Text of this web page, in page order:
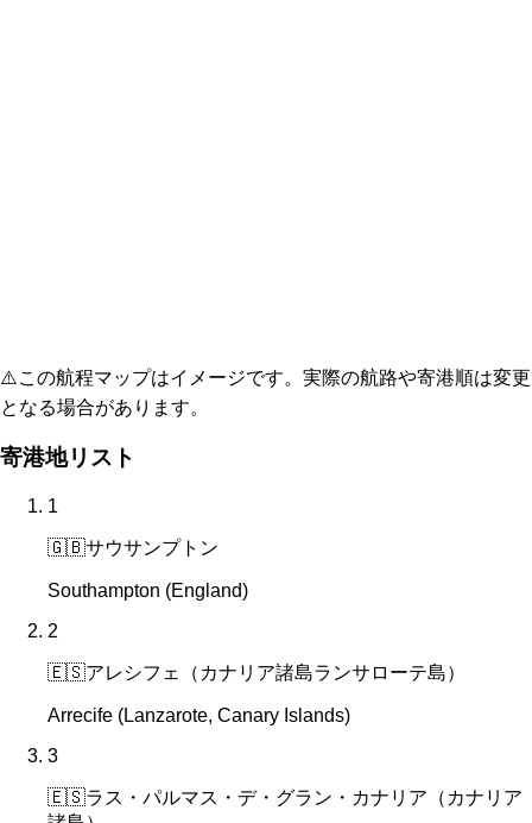
⚠️この航程マップはイメージです。実際の航路や寄港順は変更
となる場合があります。
寄港地リスト
1
🇬🇧サウサンプトン
Southampton (England)
2
🇪🇸アレシフェ（カナリア諸島ランサローテ島）
Arrecife (Lanzarote, Canary Islands)
3
🇪🇸ラス・パルマス・デ・グラン・カナリア（カナリア